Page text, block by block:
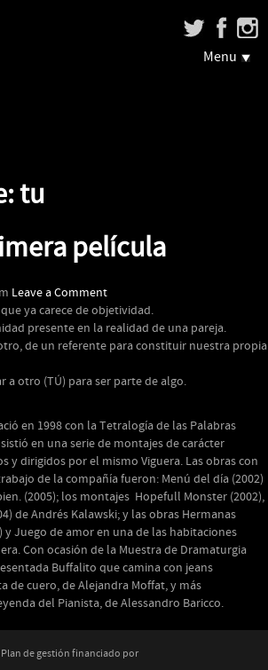
Menu
tu
película
Leave a Comment
ya carece de objetividad.
presente en la realidad de una pareja.
de un referente para constituir nuestra propia
a otro (TÚ) para ser parte de algo.
en 1998 con la Tetralogía de las Palabras
en una serie de montajes de carácter
y dirigidos por el mismo Viguera. Las obras con
de la compañía fueron: Menú del día (2002)
(2005); los montajes Hopefull Monster (2002),
de Andrés Kalawski; y las obras Hermanas
y Juego de amor en una de las habitaciones
Con ocasión de la Muestra de Dramaturgia
Buffalito que camina con jeans
de cuero, de Alejandra Moffat, y más
del Pianista, de Alessandro Baricco.
Plan de gestión financiado por